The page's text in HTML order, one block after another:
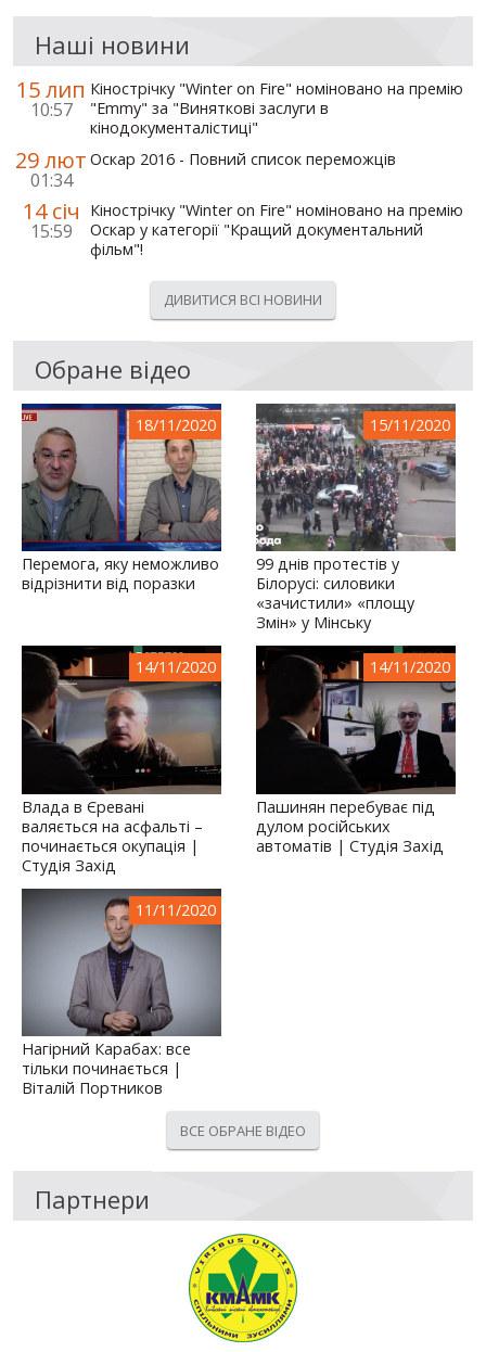
Наші новини
15 лип
10:57
Кінострічку "Winter on Fire" номіновано на премію
"Emmy" за "Виняткові заслуги в
кінодокументалістиці"
29 лют
01:34
Оскар 2016 - Повний список переможців
14 січ
15:59
Кінострічку "Winter on Fire" номіновано на премію
Оскар у категорії "Кращий документальний
фільм"!
ДИВИТИСЯ ВСІ НОВИНИ
Обране відео
18/11/2020
Перемога, яку неможливо
відрізнити від поразки
15/11/2020
99 днів протестів у
Білорусі: силовики
«зачистили» «площу
Змін» у Мінську
14/11/2020
Влада в Єревані
валяється на асфальті –
починається окупація |
Студія Захід
14/11/2020
Пашинян перебуває під
дулом російських
автоматів | Студія Захід
11/11/2020
Нагірний Карабах: все
тільки починається |
Віталій Портников
ВСЕ ОБРАНЕ ВІДЕО
Партнери